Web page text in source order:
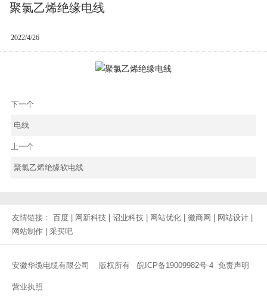
聚氯乙烯绝缘电线
2022/4/26
下一个
电线
上一个
聚氯乙烯绝缘软电线
友情链接： 百度 网新科技 诏业科技 网站优化 徽商网 网站设计
网站制作
采买吧
安徽华缆电缆有限公司 版权所有 皖ICP备19009982号-4 免责声明
营业执照